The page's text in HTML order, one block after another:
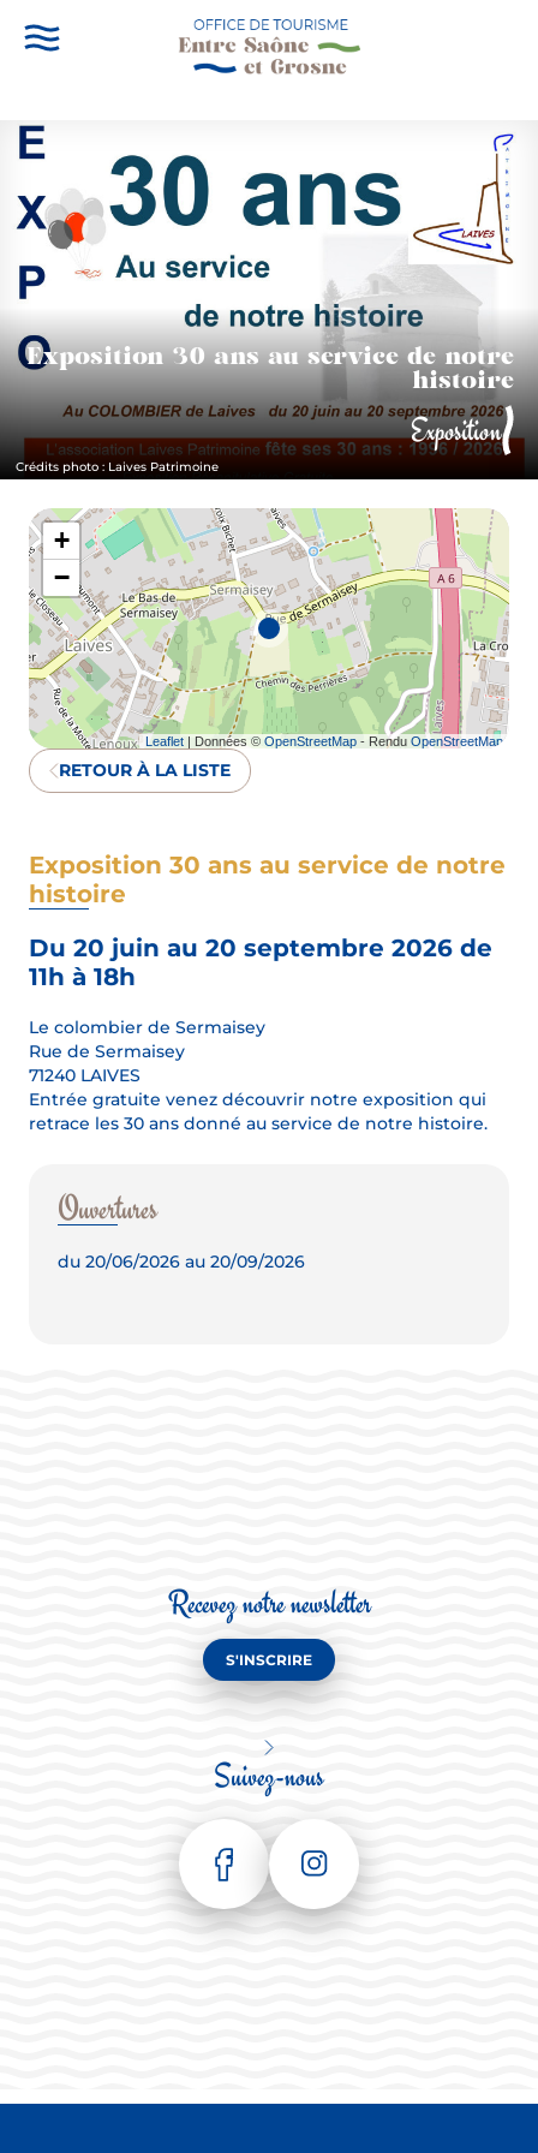
Crédits photo : Laives Patrimoine
Exposition 30 ans au service de notre
histoire
Exposition
+
−
Leaflet | Données © OpenStreetMap - Rendu OpenStreetMap
RETOUR À LA LISTE
Entrée gratuite venez découvrir notre exposition qui
retrace les 30 ans donné au service de notre histoire.
Ouvertures
du 20/06/2026 au 20/09/2026
Exposition 30 ans au service de notre
histoire
Du 20 juin au 20 septembre 2026 de
11h à 18h
Le colombier de Sermaisey
Rue de Sermaisey
71240 LAIVES
Recevez notre newsletter
S'INSCRIRE
Suivez-nous